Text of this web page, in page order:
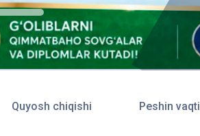
Quyosh chiqishi Peshin vaqti